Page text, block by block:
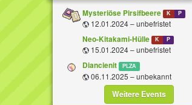
Mysteriöse Pirsifbeere K P
12.01.2024 – unbefristet
Neo-Kitakami-Hülle
K P
15.01.2024 – unbefristet
Diancienit
PLZA
06.11.2025 – unbekannt
Weitere Events